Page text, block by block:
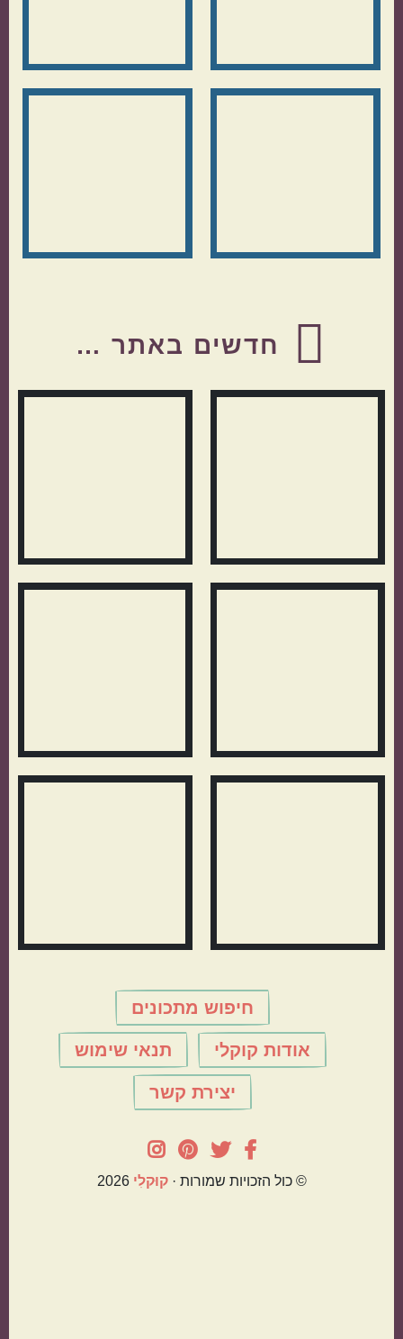
חדשים באתר …
חיפוש מתכונים
אודות קוקלי תנאי שימוש
יצירת קשר
© כול הזכויות שמורות ·קוּקלִי 2026